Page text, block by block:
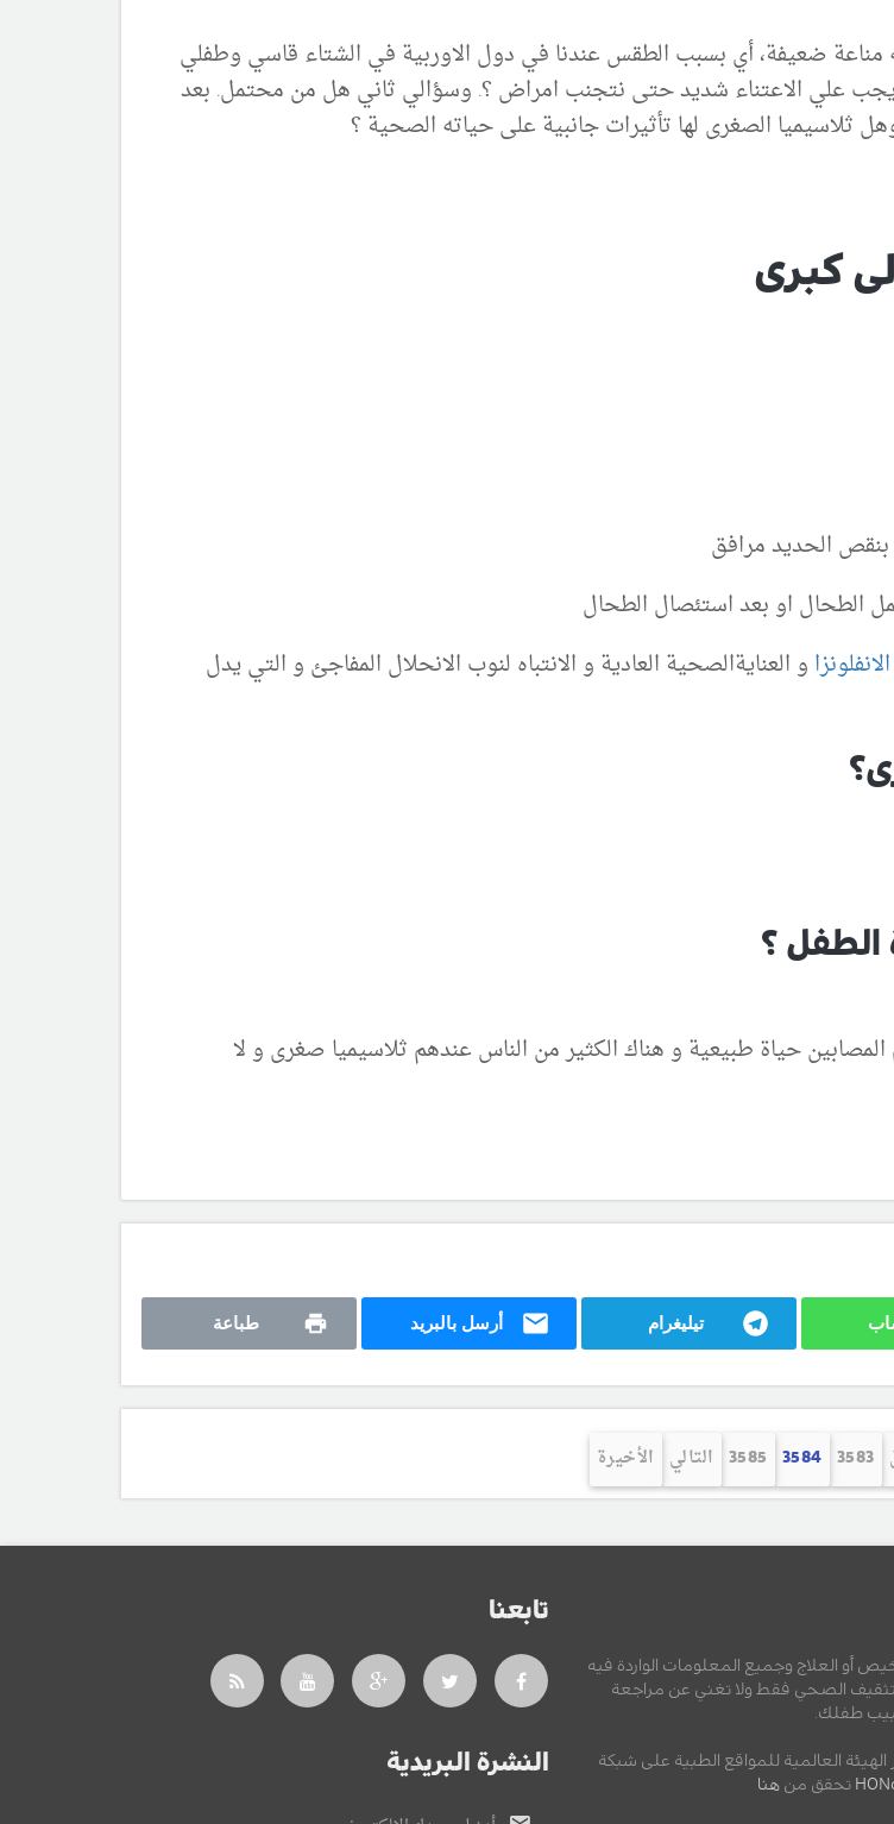
يكون له مناعة ضعيفة، أي بسبب الطقس عندنا في دول الاوربية في الشتاء قاسي وطفلي
علي الاعتناء شديد حتى نتجنب امراض ؟. وسؤالي ثاني هل من محتمل. بعد
ثلاسيميا الصغرى لها تأثيرات جانبية على حياته الصحية ؟
كبرى
بنقص الحديد مرافق
الطحال او بعد استئصال الطحال
الانفلونزا و العنايةالصحية العادية و الانتباه لنوب الانحلال المفاجئ و التي يدل
الطفل ؟
حياة طبيعية و هناك الكثير من الناس عندهم ثلاسيميا صغرى و لا
تيليغرام أرسل بالبريد طباعة
3583
3584
3585 التالي الأخيرة
أو العلاج وجميع المعلومات الواردة فيه
الصحي فقط ولا تغني عن مراجعة
طفلك.
العالمية للمواقع الطبية على شبكة
تحقق من هنا
تابعنا
النشرة البريدية